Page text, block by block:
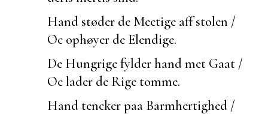
Hand støder de Mectige aff stolen /
Oc ophøyer de Elendige.
De Hungrige fylder hand met Gaat /
Oc lader de Rige tomme.
Hand tencker paa Barmhertighed /